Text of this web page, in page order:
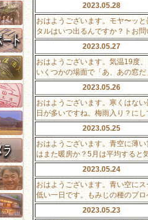
2023.05.28
おはようございます。モヤ〜ッ
タルはいつ出るんですか？トお
2023.05.27
おはようございます。気温19度
いくつかの場面で「あ、あの窓
2023.05.26
おはようございます。寒くはな
日が多いですね。梅雨入り？に
2023.05.25
おはようございます。青空に薄
はまた暖房か？5月は平均すると
2023.05.24
おはようございます。青い空に
低い一日です。もみじの種のプ
2023.05.23